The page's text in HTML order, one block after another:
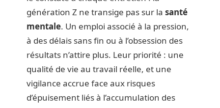
génération Z ne transige pas sur la santé
mentale. Un emploi associé à la pression,
à des délais sans fin ou à l’obsession des
résultats n’attire plus. Leur priorité : une
qualité de vie au travail réelle, et une
vigilance accrue face aux risques
d’épuisement liés à l’accumulation des